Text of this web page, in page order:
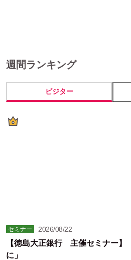
週間ランキング
ビジター
セミナー 2026/08/22
【徳島大正銀行 主催セミナー】
に」